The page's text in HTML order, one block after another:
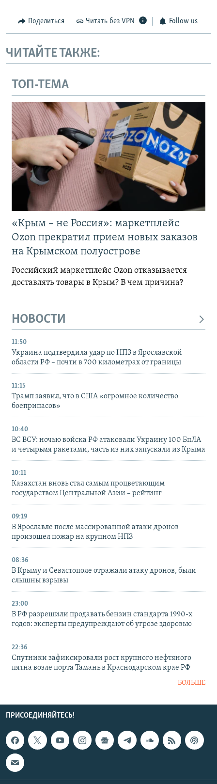
Поделиться Читать без VPN Follow us
ЧИТАЙТЕ ТАКЖЕ:
ТОП-ТЕМА
«Крым – не Россия»: маркетплейс
Ozon прекратил прием новых заказов
на Крымском полуострове
Российский маркетплейс Ozon отказывается
доставлять товары в Крым? В чем причина?
НОВОСТИ
11:50
Украина подтвердила удар по НПЗ в Ярославской
области РФ – почти в 700 километрах от границы
11:15
Трамп заявил, что в США «огромное количество
боеприпасов»
10:40
ВС ВСУ: ночью войска РФ атаковали Украину 100 БпЛА
и четырьмя ракетами, часть из них запускали из Крыма
10:11
Казахстан вновь стал самым процветающим
государством Центральной Азии – рейтинг
09:19
В Ярославле после массированной атаки дронов
произошел пожар на крупном НПЗ
08:36
В Крыму и Севастополе отражали атаку дронов, были
слышны взрывы
23:00
В РФ разрешили продавать бензин стандарта 1990-х
годов: эксперты предупреждают об угрозе здоровью
22:36
Спутники зафиксировали рост крупного нефтяного
пятна возле порта Тамань в Краснодарском крае РФ
БОЛЬШЕ
ПРИСОЕДИНЯЙТЕСЬ!